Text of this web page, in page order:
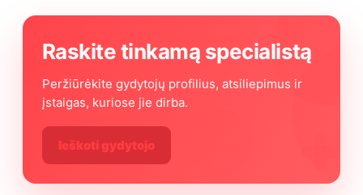
Raskite tinkamą specialistą
Peržiūrėkite gydytojų profilius, atsiliepimus ir
įstaigas, kuriose jie dirba.
Ieškoti gydytojo